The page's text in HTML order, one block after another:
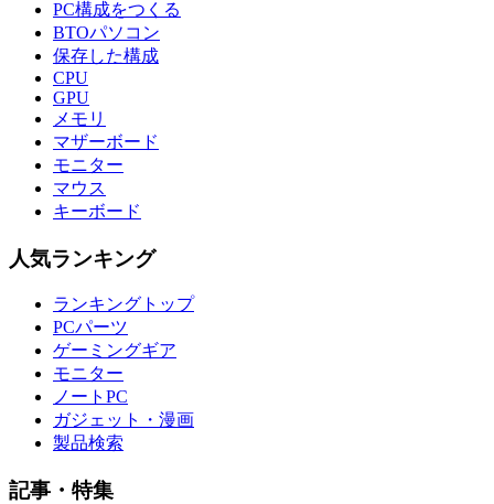
PC構成をつくる
BTOパソコン
保存した構成
CPU
GPU
メモリ
マザーボード
モニター
マウス
キーボード
人気ランキング
ランキングトップ
PCパーツ
ゲーミングギア
モニター
ノートPC
ガジェット・漫画
製品検索
記事・特集